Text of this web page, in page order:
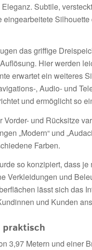
Subtile,
das griffige
Hier werden
erwartet ein weiteres
, Audio- und
und ermöglicht so
Vorder- und Rücksitze
„Modern“ und
Farben.
so konzipiert, dass
Verkleidungen und
lässt sich das
und Kunden
3,97 Metern und einer